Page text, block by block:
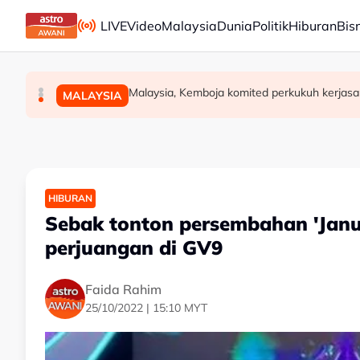
Skip to main content
LIVEVideoMalaysiaDuniaPolitikHiburan
MALAYSIA Daie Madani, beberapa pertubuhan serah
MALAYSIA Malaysia, Kemboja komited perkukuh
MALAYSIA 91.7 peratus pekerja tetap GLIC, GLC
HIBURAN
Sebak tonton persembahan
perjuangan di GV9
Faida Rahim
25/10/2022 | 15:10 MYT